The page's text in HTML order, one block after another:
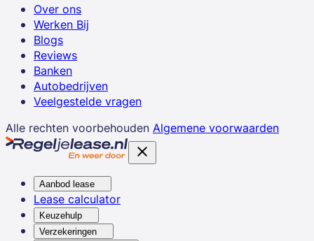
Over ons
Werken Bij
Blogs
Reviews
Banken
Autobedrijven
Veelgestelde vragen
Alle rechten voorbehouden Algemene voorwaarden
Aanbod lease
Lease calculator
Keuzehulp
Verzekeringen